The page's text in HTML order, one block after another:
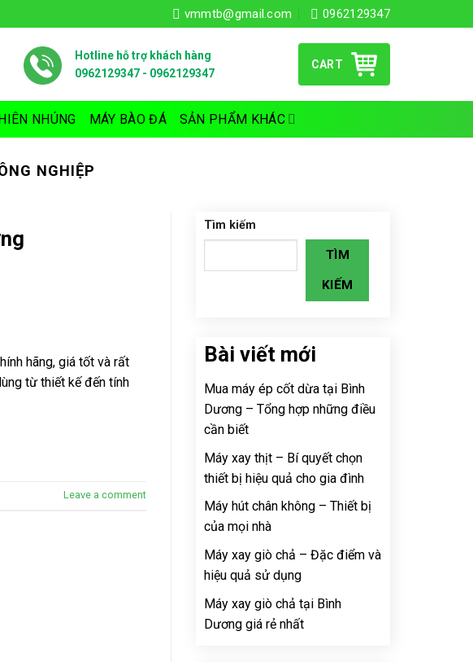
vmmtb@gmail.com 0962129347
Hotline hỗ trợ khách hàng
0962129347 - 0962129347
CART
NHÚNG MÁY BÀO ĐÁ SẢN PHẨM KHÁC
NGHIỆP
hãng, giá tốt và rất
từ thiết kế đến tính
Leave a comment
Tìm kiếm
TÌM
KIẾM
Bài viết mới
Mua máy ép cốt dừa tại Bình
Dương – Tổng hợp những điều
cần biết
Máy xay thịt – Bí quyết chọn
thiết bị hiệu quả cho gia đình
Máy hút chân không – Thiết bị
của mọi nhà
Máy xay giò chả – Đặc điểm và
hiệu quả sử dụng
Máy xay giò chả tại Bình
Dương giá rẻ nhất